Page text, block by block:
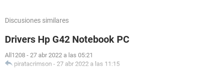
Discusiones similares
Drivers Hp G42 Notebook PC
All1208 - 27 abr 2022 a las 05:21
piratacrimson - 27 abr 2022 a las 11:15